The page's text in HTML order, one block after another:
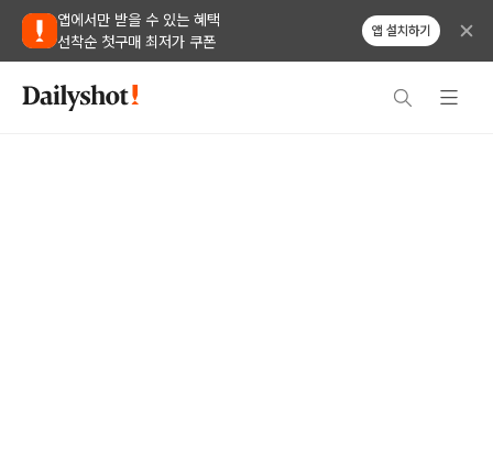
앱에서만 받을 수 있는 혜택
선착순 첫구매 최저가 쿠폰
앱 설치하기